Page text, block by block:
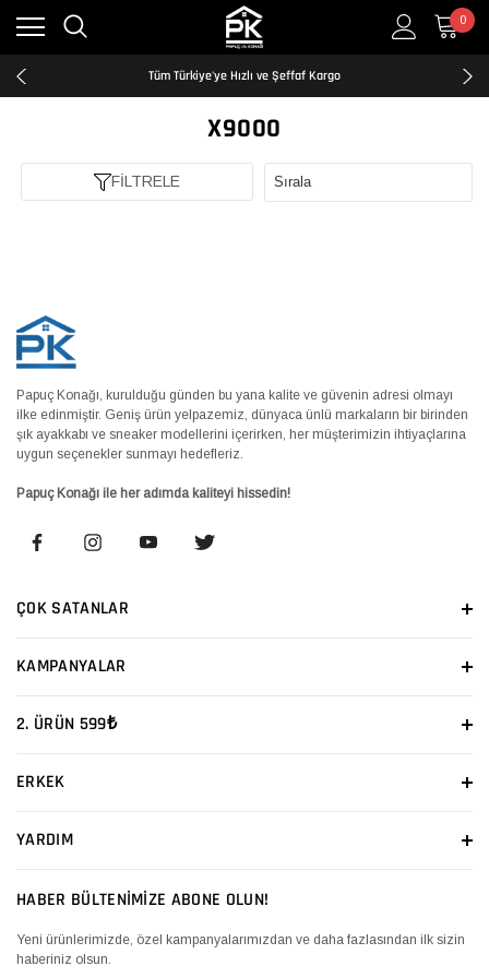
0
Kredi Kartına Taksit İmkanı
2500₺ ve Üzeri Ücretsiz Kargo
Tüm Türkiye'ye Hızlı ve Şeffaf Kargo
Kredi Kartına Taksit İmkanı
2500₺ ve Üzeri Ücretsiz Kargo
Tüm Türkiye'ye Hızlı ve Şeffaf Kargo
Kredi Kartına Taksit İmkanı
X9000
FİLTRELE
Papuç Konağı, kurulduğu günden bu yana kalite ve güvenin adresi olmayı
ilke edinmiştir. Geniş ürün yelpazemiz, dünyaca ünlü markaların bir birinden
şık ayakkabı ve sneaker modellerini içerirken, her müşterimizin ihtiyaçlarına
uygun seçenekler sunmayı hedefleriz.
Papuç Konağı ile her adımda kaliteyi hissedin!
ÇOK SATANLAR
KAMPANYALAR
2. ÜRÜN 599₺
ERKEK
YARDIM
HABER BÜLTENİMİZE ABONE OLUN!
Yeni ürünlerimizde, özel kampanyalarımızdan ve daha fazlasından ilk sizin
haberiniz olsun.